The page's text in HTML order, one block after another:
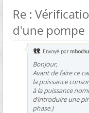
Re :
d'une pompe
Envoyé par
Bonjour,
Avant de faire ce
la puissance
à la puissance
d’introduire une
phase.)